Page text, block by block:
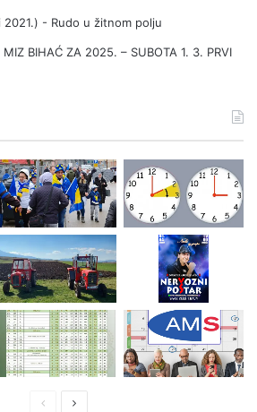
- Rudo u žitnom polju
BIHAĆ ZA 2025. – SUBOTA 1. 3. PRVI
PrethodnaNaredna